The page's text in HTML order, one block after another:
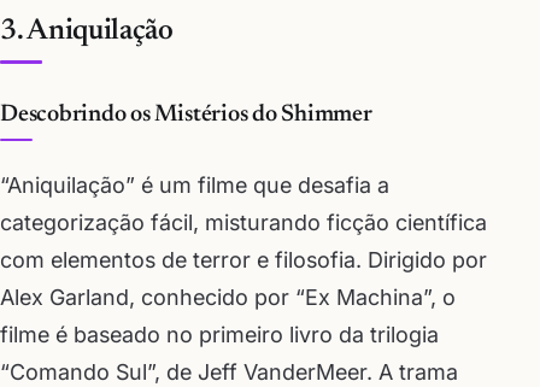
3. Aniquilação
Descobrindo os Mistérios do Shimmer
“Aniquilação” é um filme que desafia a
categorização fácil, misturando ficção científica
com elementos de terror e filosofia. Dirigido por
Alex Garland, conhecido por “Ex Machina”, o
filme é baseado no primeiro livro da trilogia
“Comando Sul”, de Jeff VanderMeer. A trama